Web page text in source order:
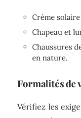
Crème
Chapeau et
Chaussures
en nature.
Formalités de
Vérifiez les